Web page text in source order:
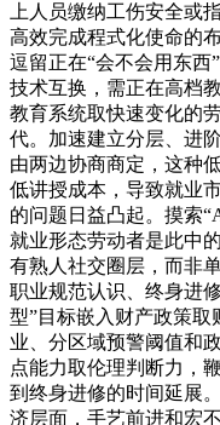
上人员缴纳工伤安全或
高效完成程式化使命的
逗留正在“会不会用东西
技术互换，需正在高档
教育系统取快速变化的
代。加速建立分层、进
由两边协商商定，这种
低讲授成本，导致就业
的问题日益凸起。摸索
就业形态劳动者是此中
有熟人社交圈层，而非
职业规范认识、终身进
型”目标嵌入财产政策
业、分区域预警阈值和
点能力取伦理判断力，
到终身进修的时间延展
济层面，手艺前进和宏